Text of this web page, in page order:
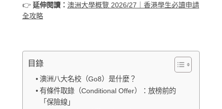
👉 延伸閱讀： 澳洲大學概覽 2026/27｜香港學生必讀申請
全攻略
目錄
澳洲八大名校（Go8）是什麼？
有條件取錄（Conditional Offer）：放榜前的
「保險線」